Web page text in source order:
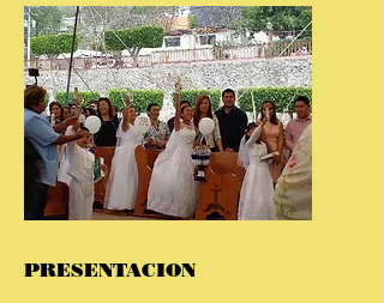
PRESENTACION